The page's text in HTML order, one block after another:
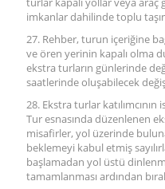
imkanlar dahilinde toplu
27. Rehber, turun içeriğine
ve ören yerinin kapalı olma
ekstra turların günlerinde
saatlerinde oluşabilecek
28. Ekstra turlar
Tur esnasında düzenlenen
misafirler, yol üzerinde
beklemeyi kabul etmiş
başlamadan yol üstü
tamamlanması ardından